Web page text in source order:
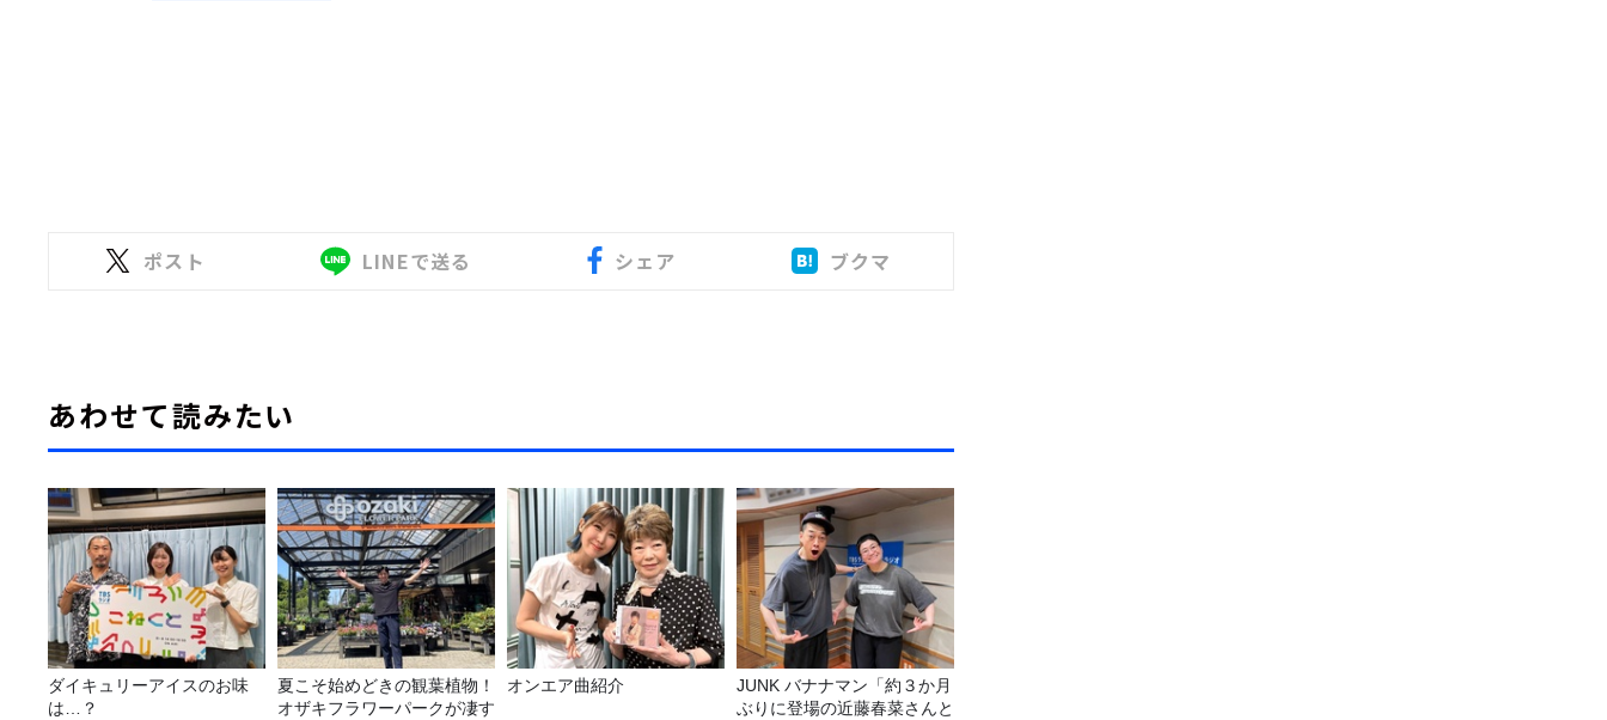
ポスト LINEで送る シェア ブクマ
あわせて読みたい
ダイキュリーアイスのお味
は…？
夏こそ始めどきの観葉植物！
オザキフラワーパークが凄す
オンエア曲紹介
JUNK バナナマン「約３か月
ぶりに登場の近藤春菜さんと